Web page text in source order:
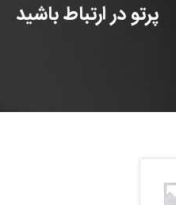
پرتو در ارتباط باشید